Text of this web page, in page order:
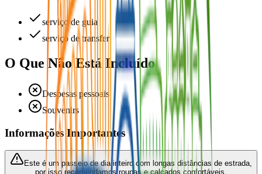
serviço de guia
serviço de transfer
O Que Não Está Incluído
Despesas pessoais
Souvenirs
Informações Importantes
Este é um passeio de dia inteiro com longas distâncias de estrada,
por isso recomendamos roupas e calçados confortáveis.